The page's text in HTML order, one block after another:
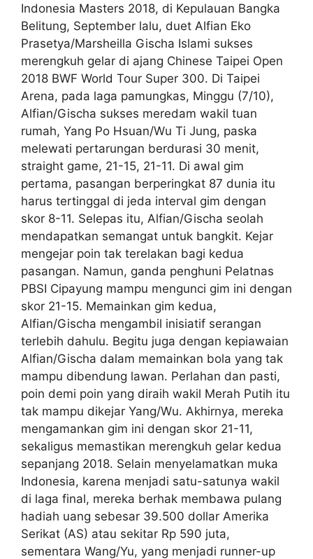
Indonesia Masters 2018, di Kepulauan Bangka
Belitung, September lalu, duet Alfian Eko
Prasetya/Marsheilla Gischa Islami sukses
merengkuh gelar di ajang Chinese Taipei Open
2018 BWF World Tour Super 300. Di Taipei
Arena, pada laga pamungkas, Minggu (7/10),
Alfian/Gischa sukses meredam wakil tuan
rumah, Yang Po Hsuan/Wu Ti Jung, paska
melewati pertarungan berdurasi 30 menit,
straight game, 21-15, 21-11. Di awal gim
pertama, pasangan berperingkat 87 dunia itu
harus tertinggal di jeda interval gim dengan
skor 8-11. Selepas itu, Alfian/Gischa seolah
mendapatkan semangat untuk bangkit. Kejar
mengejar poin tak terelakan bagi kedua
pasangan. Namun, ganda penghuni Pelatnas
PBSI Cipayung mampu mengunci gim ini dengan
skor 21-15. Memainkan gim kedua,
Alfian/Gischa mengambil inisiatif serangan
terlebih dahulu. Begitu juga dengan kepiawaian
Alfian/Gischa dalam memainkan bola yang tak
mampu dibendung lawan. Perlahan dan pasti,
poin demi poin yang diraih wakil Merah Putih itu
tak mampu dikejar Yang/Wu. Akhirnya, mereka
mengamankan gim ini dengan skor 21-11,
sekaligus memastikan merengkuh gelar kedua
sepanjang 2018. Selain menyelamatkan muka
Indonesia, karena menjadi satu-satunya wakil
di laga final, mereka berhak membawa pulang
hadiah uang sebesar 39.500 dollar Amerika
Serikat (AS) atau sekitar Rp 590 juta,
sementara Wang/Yu, yang menjadi runner-up